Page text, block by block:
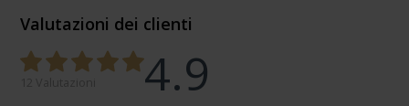
Valutazioni dei clienti
4.9